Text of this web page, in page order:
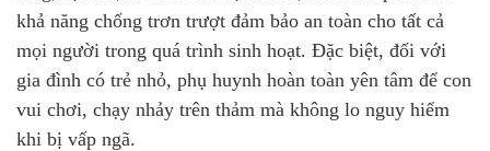
khả năng chống trơn trượt đảm bảo an toàn cho tất cả
mọi người trong quá trình sinh hoạt. Đặc biệt, đối với
gia đình có trẻ nhỏ, phụ huynh hoàn toàn yên tâm để con
vui chơi, chạy nhảy trên thảm mà không lo nguy hiểm
khi bị vấp ngã.